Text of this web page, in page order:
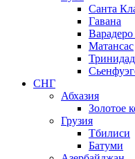
Санта
Гавана
Матансас
Тринидад
СНГ
Абхазия
Золотое
Грузия
Тбилиси
Батуми